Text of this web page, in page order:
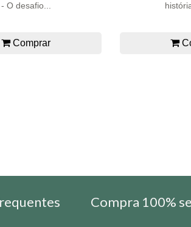
- O desafio...
Comprar
Compra 100%